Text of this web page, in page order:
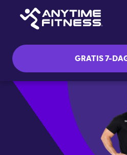
GRATIS 7-